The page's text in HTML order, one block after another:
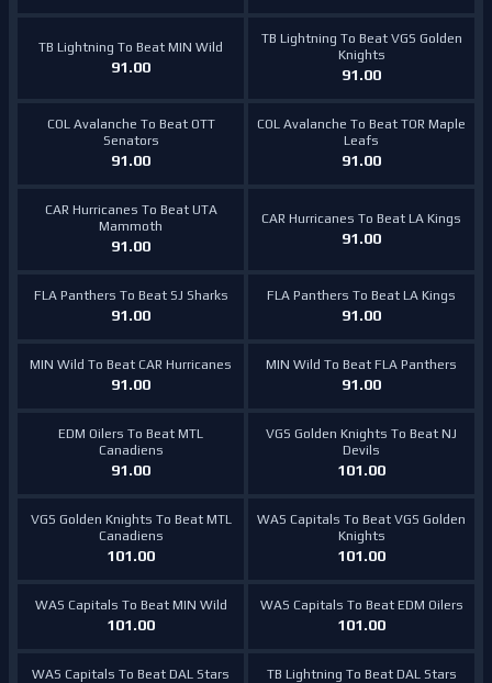
TB Lightning To Beat MIN Wild
91.00
TB Lightning To Beat VGS Golden
Knights
91.00
COL Avalanche To Beat OTT
Senators
91.00
COL Avalanche To Beat TOR Maple
Leafs
91.00
CAR Hurricanes To Beat UTA
Mammoth
91.00
CAR Hurricanes To Beat LA Kings
91.00
FLA Panthers To Beat SJ Sharks
91.00
FLA Panthers To Beat LA Kings
91.00
MIN Wild To Beat CAR Hurricanes
91.00
MIN Wild To Beat FLA Panthers
91.00
EDM Oilers To Beat MTL
Canadiens
91.00
VGS Golden Knights To Beat NJ
Devils
101.00
VGS Golden Knights To Beat MTL
Canadiens
101.00
WAS Capitals To Beat VGS Golden
Knights
101.00
WAS Capitals To Beat MIN Wild
101.00
WAS Capitals To Beat EDM Oilers
101.00
WAS Capitals To Beat DAL Stars TB Lightning To Beat DAL Stars